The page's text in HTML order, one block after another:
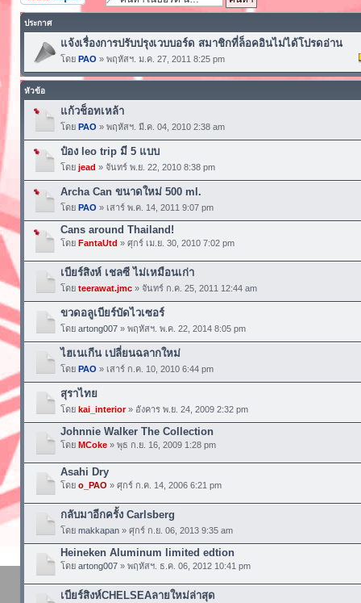
ประกาศ
แจ้งเรื่องการปรับปรุงเวบบอร์ด สมาชิกที่ล็อคอินไม่ได้โปรดอ่าน
โดย PAO » พฤหัสฯ. ม.ค. 27, 2011 8:25 pm
หัวข้อ
แก้วช็อทเหล้า
โดย PAO » พฤหัสฯ. มี.ค. 04, 2010 2:38 am
ป๋อง leo trip มี 5 แบบ
โดย jead » จันทร์ พ.ย. 22, 2010 8:38 pm
Archa Can ขนาดใหม่ 500 ml.
โดย PAO » เสาร์ พ.ค. 14, 2011 9:07 pm
Cans around Thailand!
โดย FantaUtd » ศุกร์ เม.ย. 30, 2010 7:02 pm
เบียร์สิงห์ เชลซี ไม่เหมือนเก่า
โดย teerawat.jmc» จันทร์ ก.ค. 25, 2011 12:44 am
ขวดอลูเบียร์บัดไวเซอร์
โดย artong007» พฤหัสฯ. พ.ค. 22, 2014 8:05 pm
ไฮเนเกีน เปลี่ยนฉลากใหม่
โดย PAO » เสาร์ ก.ค. 10, 2010 6:44 pm
สุราไทย
โดย kai_interior» อังคาร พ.ย. 24, 2009 2:32 pm
Johnnie Walker The Collection
โดย MCoke» พุธ ก.ย. 16, 2009 1:28 pm
Asahi Dry
โดย o_PAO » ศุกร์ ก.ค. 14, 2006 6:21 pm
กลับมาอีกครั้ง Carlsberg
โดย makkapan» ศุกร์ ก.ย. 06, 2013 9:35 am
Heineken Aluminum limited edtion
โดย artong007» พฤหัสฯ. ธ.ค. 06, 2012 10:41 pm
เบียร์สิงห์CHELSEAลายใหม่ล่าสุด